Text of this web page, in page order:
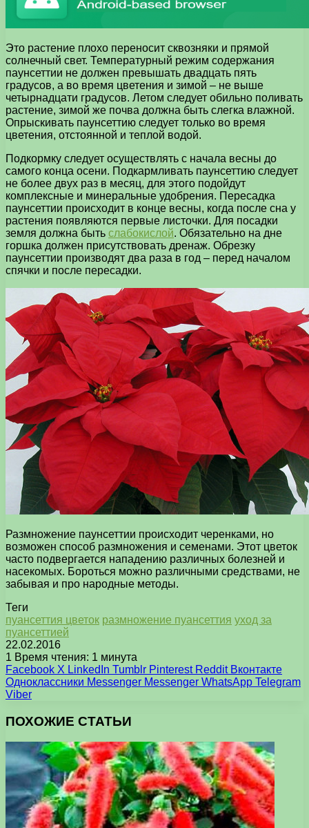
Это растение плохо переносит сквозняки и прямой
солнечный свет. Температурный режим содержания
паунсеттии не должен превышать двадцать пять
градусов, а во время цветения и зимой – не выше
четырнадцати градусов. Летом следует обильно поливать
растение, зимой же почва должна быть слегка влажной.
Опрыскивать паунсеттию следует только во время
цветения, отстоянной и теплой водой.
Подкормку следует осуществлять с начала весны до
самого конца осени. Подкармливать паунсеттию следует
не более двух раз в месяц, для этого подойдут
комплексные и минеральные удобрения. Пересадка
паунсеттии происходит в конце весны, когда после сна у
растения появляются первые листочки. Для посадки
земля должна быть слабокислой. Обязательно на дне
горшка должен присутствовать дренаж. Обрезку
паунсеттии производят два раза в год – перед началом
спячки и после пересадки.
Размножение паунсеттии происходит черенками, но
возможен способ размножения и семенами. Этот цветок
часто подвергается нападению различных болезней и
насекомых. Бороться можно различными средствами, не
забывая и про народные методы.
Теги
пуансеттия цветок размножение пуансеттия уход за
пуансеттией
22.02.2016
1 Время чтения: 1 минута
Facebook X LinkedIn Tumblr Pinterest Reddit Вконтакте
Одноклассники Messenger Messenger WhatsApp Telegram
Viber
ПОХОЖИЕ СТАТЬИ